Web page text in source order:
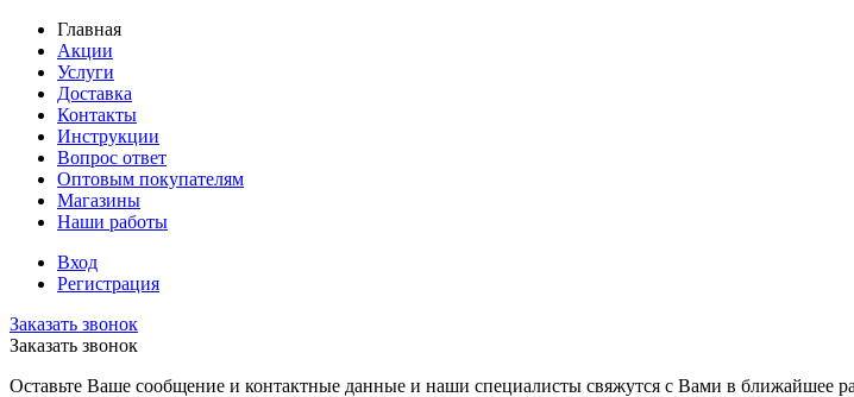
Главная
Акции
Услуги
Доставка
Контакты
Инструкции
Вопрос ответ
Оптовым покупателям
Магазины
Наши работы
Вход
Регистрация
Заказать звонок
Заказать звонок
Оставьте Ваше сообщение и контактные данные и наши специалисты свяжутся с Вами в ближайшее